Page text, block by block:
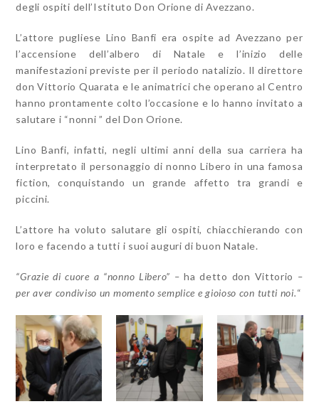
degli ospiti dell’Istituto Don Orione di Avezzano.
L’attore pugliese Lino Banfi era ospite ad Avezzano per
l’accensione dell’albero di Natale e l’inizio delle
manifestazioni previste per il periodo natalizio. Il direttore
don Vittorio Quarata e le animatrici che operano al Centro
hanno prontamente colto l’occasione e lo hanno invitato a
salutare i “nonni ” del Don Orione.
Lino Banfi, infatti, negli ultimi anni della sua carriera ha
interpretato il personaggio di nonno Libero in una famosa
fiction, conquistando un grande affetto tra grandi e
piccini.
L’attore ha voluto salutare gli ospiti, chiacchierando con
loro e facendo a tutti i suoi auguri di buon Natale.
“Grazie di cuore a “nonno Libero” –ha detto don Vittorio –
per aver condiviso un momento semplice e gioioso con tutti noi.“